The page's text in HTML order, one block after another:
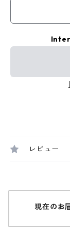
レビュー
現在のお